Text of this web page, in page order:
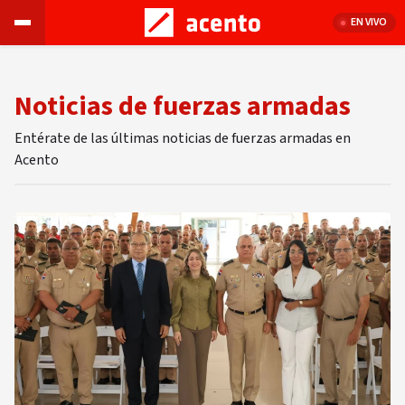
EN VIVO
Noticias de fuerzas armadas
Entérate de las últimas noticias de fuerzas armadas en
Acento